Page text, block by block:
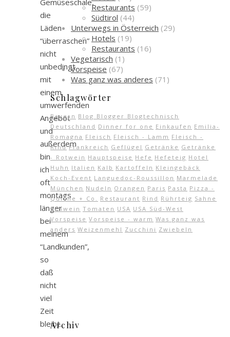
Gemüseschale,
die
Läden
“überraschen”
nicht
unbedingt
mit
einem
umwerfenden
Angebot
und
außerdem
bin
ich
oft
montags
länger
bei
meinem
“Landkunden”,
so
daß
nicht
viel
Zeit
bleibt.
Restaurants (59)
Südtirol (44)
Unterwegs in Österreich (29)
Hotels (19)
Restaurants (16)
Vegetarisch (1)
Vorspeise (67)
Was ganz was anderes (71)
Schlagwörter
Bayern Blog Blogger Blogtechnisch
Deutschland Dinner for one Einkaufen Emilia-
Romagna Fleisch Fleisch - Lamm Fleisch -
Rind Frankreich Geflügel Getränke Getränke
- Rotwein Hauptspeise Hefe Hefeteig Hotel
Huhn Italien Kalb Kartoffeln Kleingebäck
Koch-Event Languedoc-Roussillon Marmelade
München Nudeln Orangen Paris Pasta Pizza -
Quiche + Co.
Restaurant Rind Rührteig Sahne
Schwein Tomaten USA USA Süd-West
Vorspeise Vorspeise - warm Was ganz was
anders Weizenmehl Zucchini Zwiebeln
Archiv